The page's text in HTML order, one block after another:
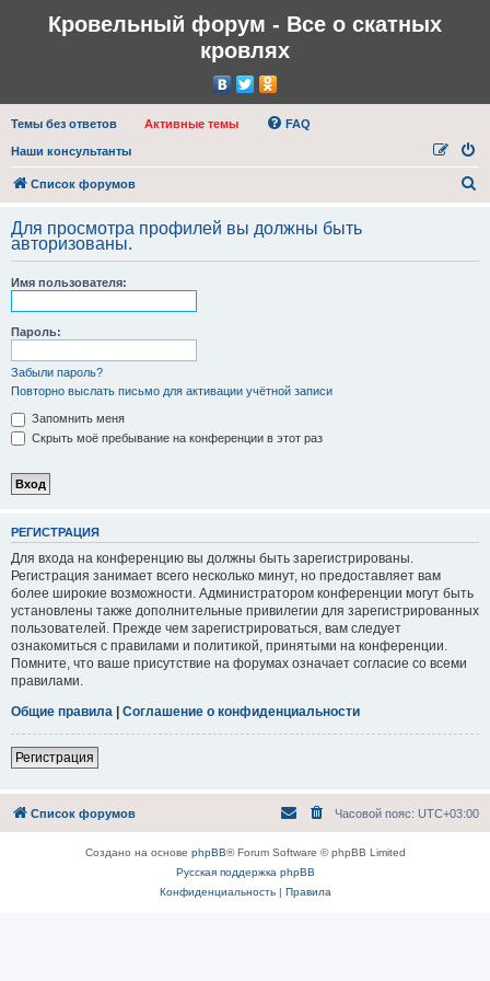
Кровельный форум - Все о скатных
кровлях
Темы без ответов Активные темы FAQ
Наши консультанты
Список форумов
с
Для просмотра профилей вы должны быть
авторизованы.
Имя пользователя:
Пароль:
Забыли пароль?
Повторно выслать письмо для активации учётной записи
Запомнить меня
Скрыть моё пребывание на конференции в этот раз
РЕГИСТРАЦИЯ
Для входа на конференцию вы должны быть зарегистрированы.
Регистрация занимает всего несколько минут, но предоставляет вам
более широкие возможности. Администратором конференции могут быть
установлены также дополнительные привилегии для зарегистрированных
пользователей. Прежде чем зарегистрироваться, вам следует
ознакомиться с правилами и политикой, принятыми на конференции.
Помните, что ваше присутствие на форумах означает согласие со всеми
правилами.
Общие правила | Соглашение о конфиденциальности
Регистрация
Список форумов Часовой пояс: UTC+03:00
Создано на основе phpBB® Forum Software © phpBB Limited
Русская поддержка phpBB
Конфиденциальность| Правила